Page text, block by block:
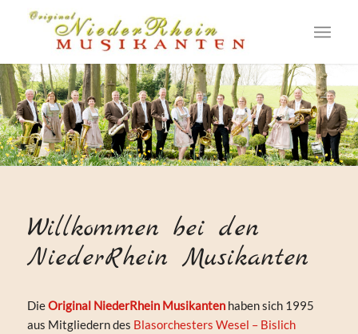
Willkommen bei den
NiederRhein Musikanten
DieOriginal NiederRhein Musikantenhaben sich 1995
aus Mitgliedern des Blasorchesters Wesel – Bislich